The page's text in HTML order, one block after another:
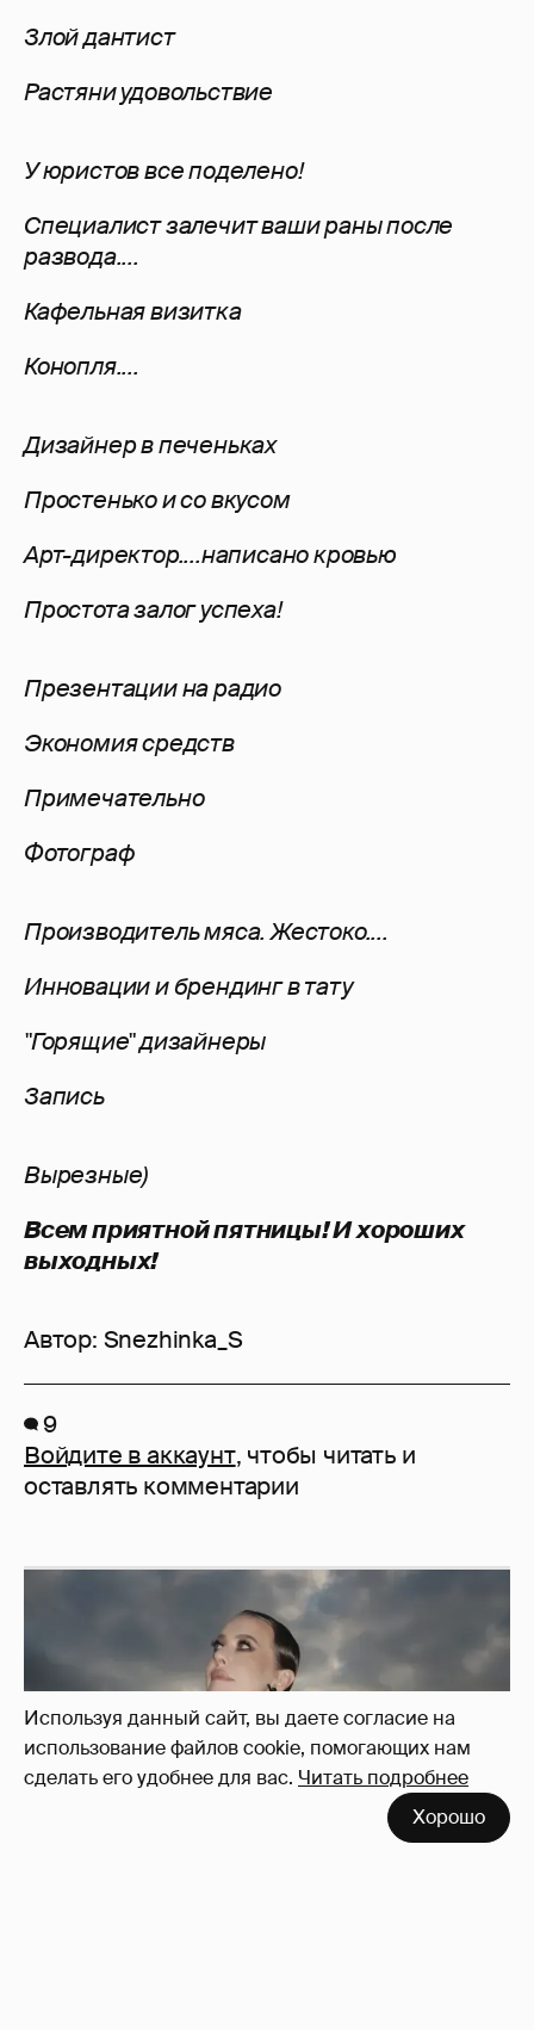
Используя данный сайт, вы даете согласие на
использование файлов cookie, помогающих нам
сделать его удобнее для вас. Читать подробнее
Хорошо
Злой дантист
Растяни удовольствие
У юристов все поделено!
Специалист залечит ваши раны после
развода....
Кафельная визитка
Конопля....
Дизайнер в печеньках
Простенько и со вкусом
Арт-директор....написано кровью
Простота залог успеха!
Презентации на радио
Экономия средств
Примечательно
Фотограф
Производитель мяса. Жестоко....
Инновации и брендинг в тату
"Горящие" дизайнеры
Запись
Вырезные)
Всем приятной пятницы! И хороших
выходных!
Автор: Snezhinka_S
9
Войдите в аккаунт, чтобы читать и
оставлять комментарии